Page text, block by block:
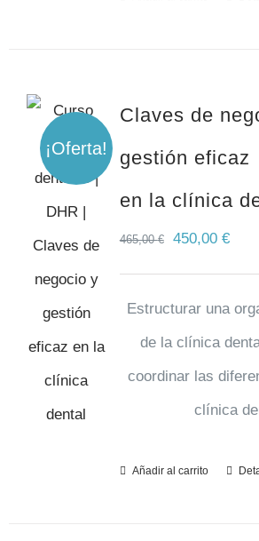
¡Oferta!
Claves de
gestión eficaz
en la clínica
465,00€ 450,00 €
Estructurar una
de la clínica
coordinar las
clínica
Añadir al carrito